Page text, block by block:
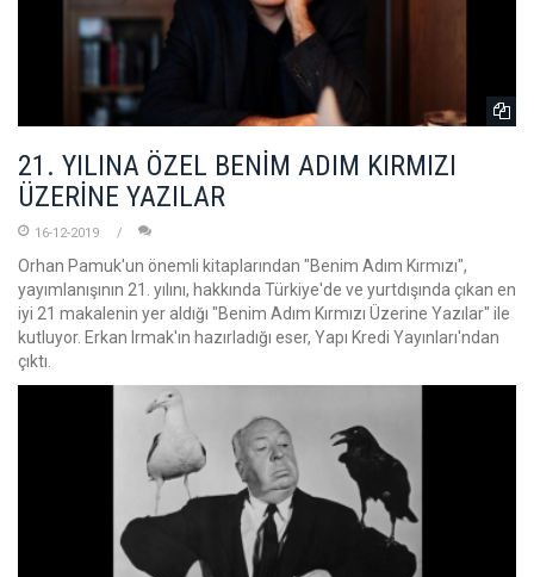
21. YILINA ÖZEL BENİM ADIM KIRMIZI
ÜZERİNE YAZILAR
16-12-2019
Orhan Pamuk'un önemli kitaplarından "Benim Adım Kırmızı",
yayımlanışının 21. yılını, hakkında Türkiye'de ve yurtdışında çıkan en
iyi 21 makalenin yer aldığı "Benim Adım Kırmızı Üzerine Yazılar" ile
kutluyor. Erkan Irmak'ın hazırladığı eser, Yapı Kredi Yayınları'ndan
çıktı.